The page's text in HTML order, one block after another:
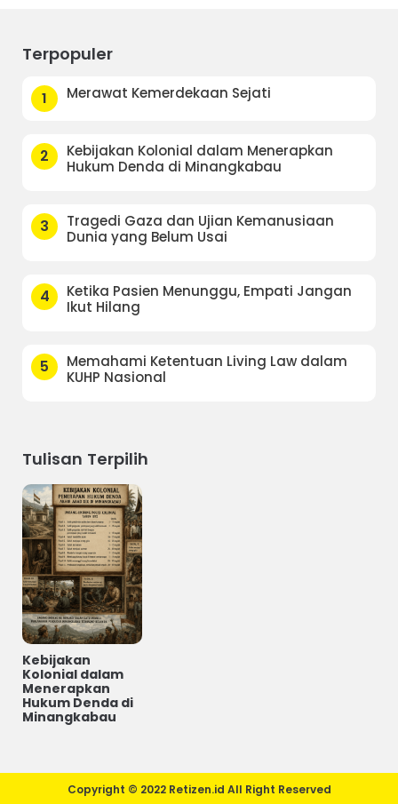
Terpopuler
1 Merawat Kemerdekaan Sejati
2
Kebijakan Kolonial dalam Menerapkan
Hukum Denda di Minangkabau
3
Tragedi Gaza dan Ujian Kemanusiaan
Dunia yang Belum Usai
4
Ketika Pasien Menunggu, Empati Jangan
Ikut Hilang
5
Memahami Ketentuan Living Law dalam
KUHP Nasional
Tulisan Terpilih
Kebijakan
Kolonial dalam
Menerapkan
Hukum Denda di
Minangkabau
Copyright © 2022 Retizen.id All Right Reserved